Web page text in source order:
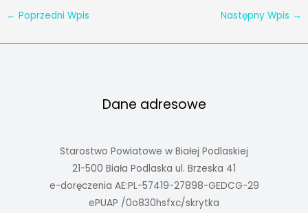
← Poprzedni Wpis Następny Wpis →
Dane adresowe
Starostwo Powiatowe w Białej Podlaskiej
21-500 Biała Podlaska ul. Brzeska 41
e-doręczenia AE:PL-57419-27898-GEDCG-29
ePUAP /0o830hsfxc/skrytka